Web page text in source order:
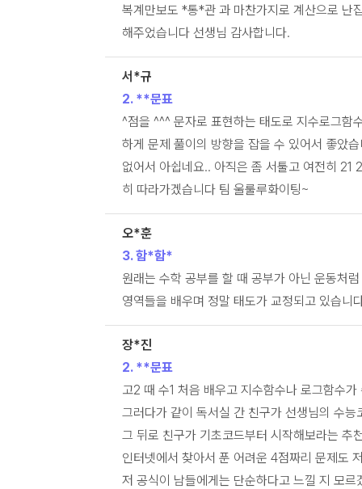
복계만보도 *통*관 과 마찬가지로 계산으로 난
해주었습니다 선생님 감사합니다.
서*규
2. **문표
^점을 ^^^ 문자로 표현하는 태도로 지수로그함
하게 문제 풀이의 방향을 잡을 수 있어서 좋았
없어서 아쉽네요.. 아직은 좀 서툴고 여전히
히 따라가겠습니다 팀 울룰루화이팅~
오*훈
3. 함*함*
원래는 수학 공부를 할 때 공부가 아닌 운동처
영역들을 배우며 정말 태도가 교정되고 있습니
장*진
2. **문표
고2 때 수1 처음 배우고 지수함수나 로그함수
그러다가 같이 독서실 간 친구가 선생님의 수
그 뒤로 친구가 기초코드부터 시작해보라는
인터넷에서 찾아서 푼 어려운 4점짜리 문제도
저 공식이 남들에게는 단순하다고 느낄 지 모